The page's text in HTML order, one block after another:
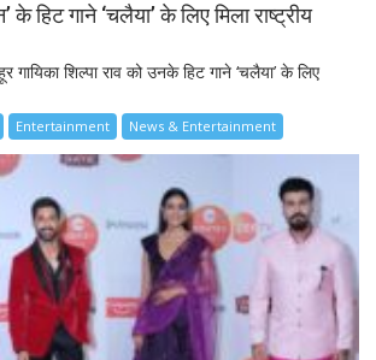
के हिट गाने ‘चलैया’ के लिए मिला राष्ट्रीय
शिल्पा राव को उनके हिट गाने ‘चलैया’ के लिए
Entertainment News & Entertainment